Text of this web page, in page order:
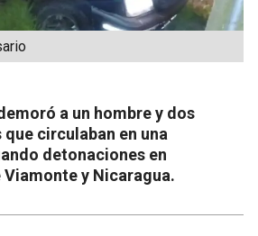
a un hombre y dos
circulaban en una
detonaciones en
y Nicaragua.